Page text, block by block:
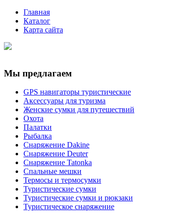
Главная
Каталог
Карта сайта
Мы предлагаем
GPS навигаторы туристические
Аксессуары для туризма
Женские сумки для путешествий
Охота
Палатки
Рыбалка
Снаряжение Dakine
Снаряжение Deuter
Снаряжение Tatonka
Спальные мешки
Термосы и термосумки
Туристические сумки
Туристические сумки и рюкзаки
Туристическое снаряжение